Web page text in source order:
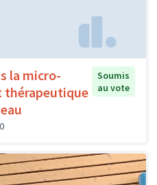
la micro-
thérapeutique
Soumis
au vote
0